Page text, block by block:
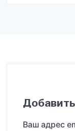
Ваш адрес